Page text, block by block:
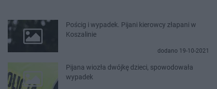
Pościg i wypadek. Pijani kierowcy złapani w
Koszalinie
dodano 19-10-2021
Pijana wiozła dwójkę dzieci, spowodowała
wypadek